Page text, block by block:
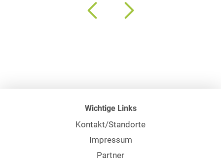
Wichtige Links
Kontakt/Standorte
Impressum
Partner